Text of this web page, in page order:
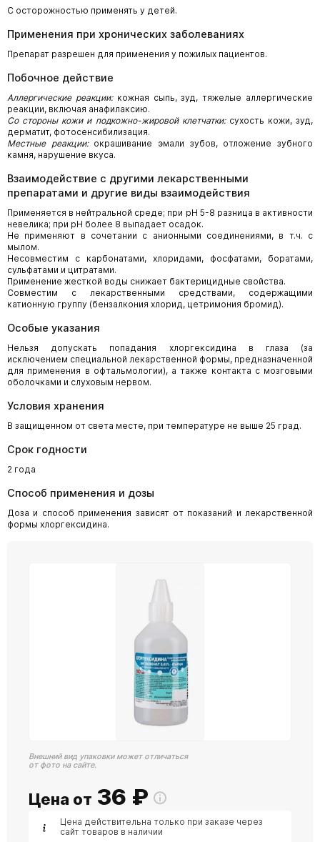
С осторожностью применять у детей.
Применения при хронических заболеваниях
Препарат разрешен для применения у пожилых пациентов.
Побочное действие
Аллергические реакции: кожная сыпь, зуд, тяжелые аллергические
реакции, включая анафилаксию.
Со стороны кожи и подкожно-жировой клетчатки: сухость кожи, зуд,
дерматит, фотосенсибилизация.
Местные реакции: окрашивание эмали зубов, отложение зубного
камня, нарушение вкуса.
Взаимодействие с другими лекарственными
препаратами и другие виды взаимодействия
Применяется в нейтральной среде; при рН 5-8 разница в активности
невелика; при рН более 8 выпадает осадок.
Не применяют в сочетании с анионными соединениями, в т.ч. с
мылом.
Несовместим с карбонатами, хлоридами, фосфатами, боратами,
сульфатами и цитратами.
Применение жесткой воды снижает бактерицидные свойства.
Совместим с лекарственными средствами, содержащими
катионную группу (бензалкония хлорид, цетримония бромид).
Особые указания
Нельзя допускать попадания хлоргексидина в глаза (за
исключением специальной лекарственной формы, предназначенной
для применения в офтальмологии), а также контакта с мозговыми
оболочками и слуховым нервом.
Условия хранения
В защищенном от света месте, при температуре не выше 25 град.
Срок годности
2 года
Способ применения и дозы
Доза и способ применения зависят от показаний и лекарственной
формы хлоргексидина.
Внешний вид упаковки может отличаться
от фото на сайте.
Цена от 36 ₽
Цена действительна только при заказе через
сайт товаров в наличии